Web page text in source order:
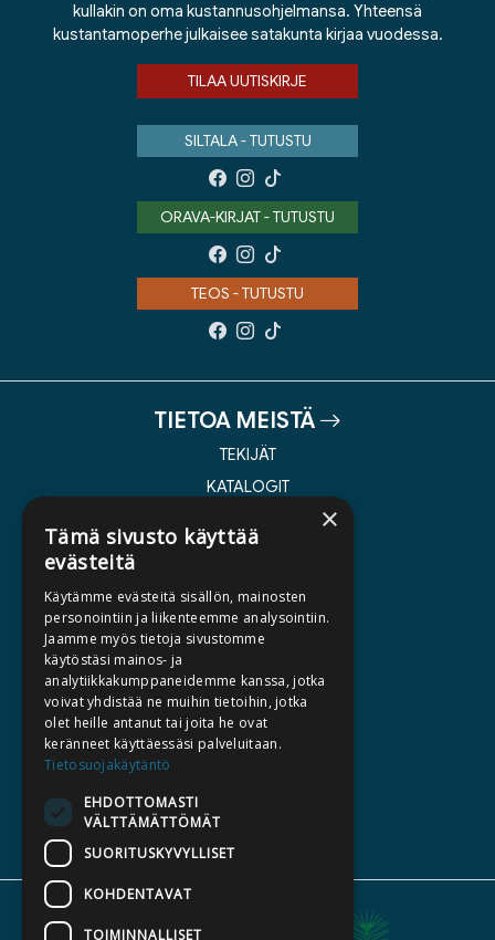
kullakin on oma kustannusohjelmansa. Yhteensä
kustantamoperhe julkaisee satakunta kirjaa vuodessa.
TILAA UUTISKIRJE
SILTALA - TUTUSTU
ORAVA-KIRJAT - TUTUSTU
TEOS - TUTUSTU
TIETOA MEISTÄ
TEKIJÄT
KATALOGIT
KIRJA TILAUSTYÖNÄ
MEDIALLE
LASKUTUSOSOITTEET
SILTALA.FI
ENNAKKOTILATTAVAT
LAHJAKORTTI
×
Tämä sivusto käyttää
evästeitä
Käytämme evästeitä sisällön, mainosten
personointiin ja liikenteemme analysointiin.
Jaamme myös tietoja sivustomme
käytöstäsi mainos- ja
analytiikkakumppaneidemme kanssa, jotka
voivat yhdistää ne muihin tietoihin, jotka
olet heille antanut tai joita he ovat
keränneet käyttäessäsi palveluitaan.
Tietosuojakäytäntö
EHDOTTOMASTI
VÄLTTÄMÄTTÖMÄT
SUORITUSKYVYLLISET
KOHDENTAVAT
TOIMINNALLISET